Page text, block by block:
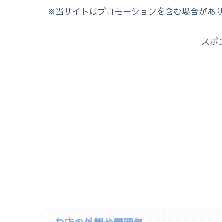
※当サイトはプロモーションを含む場合があ
スポ